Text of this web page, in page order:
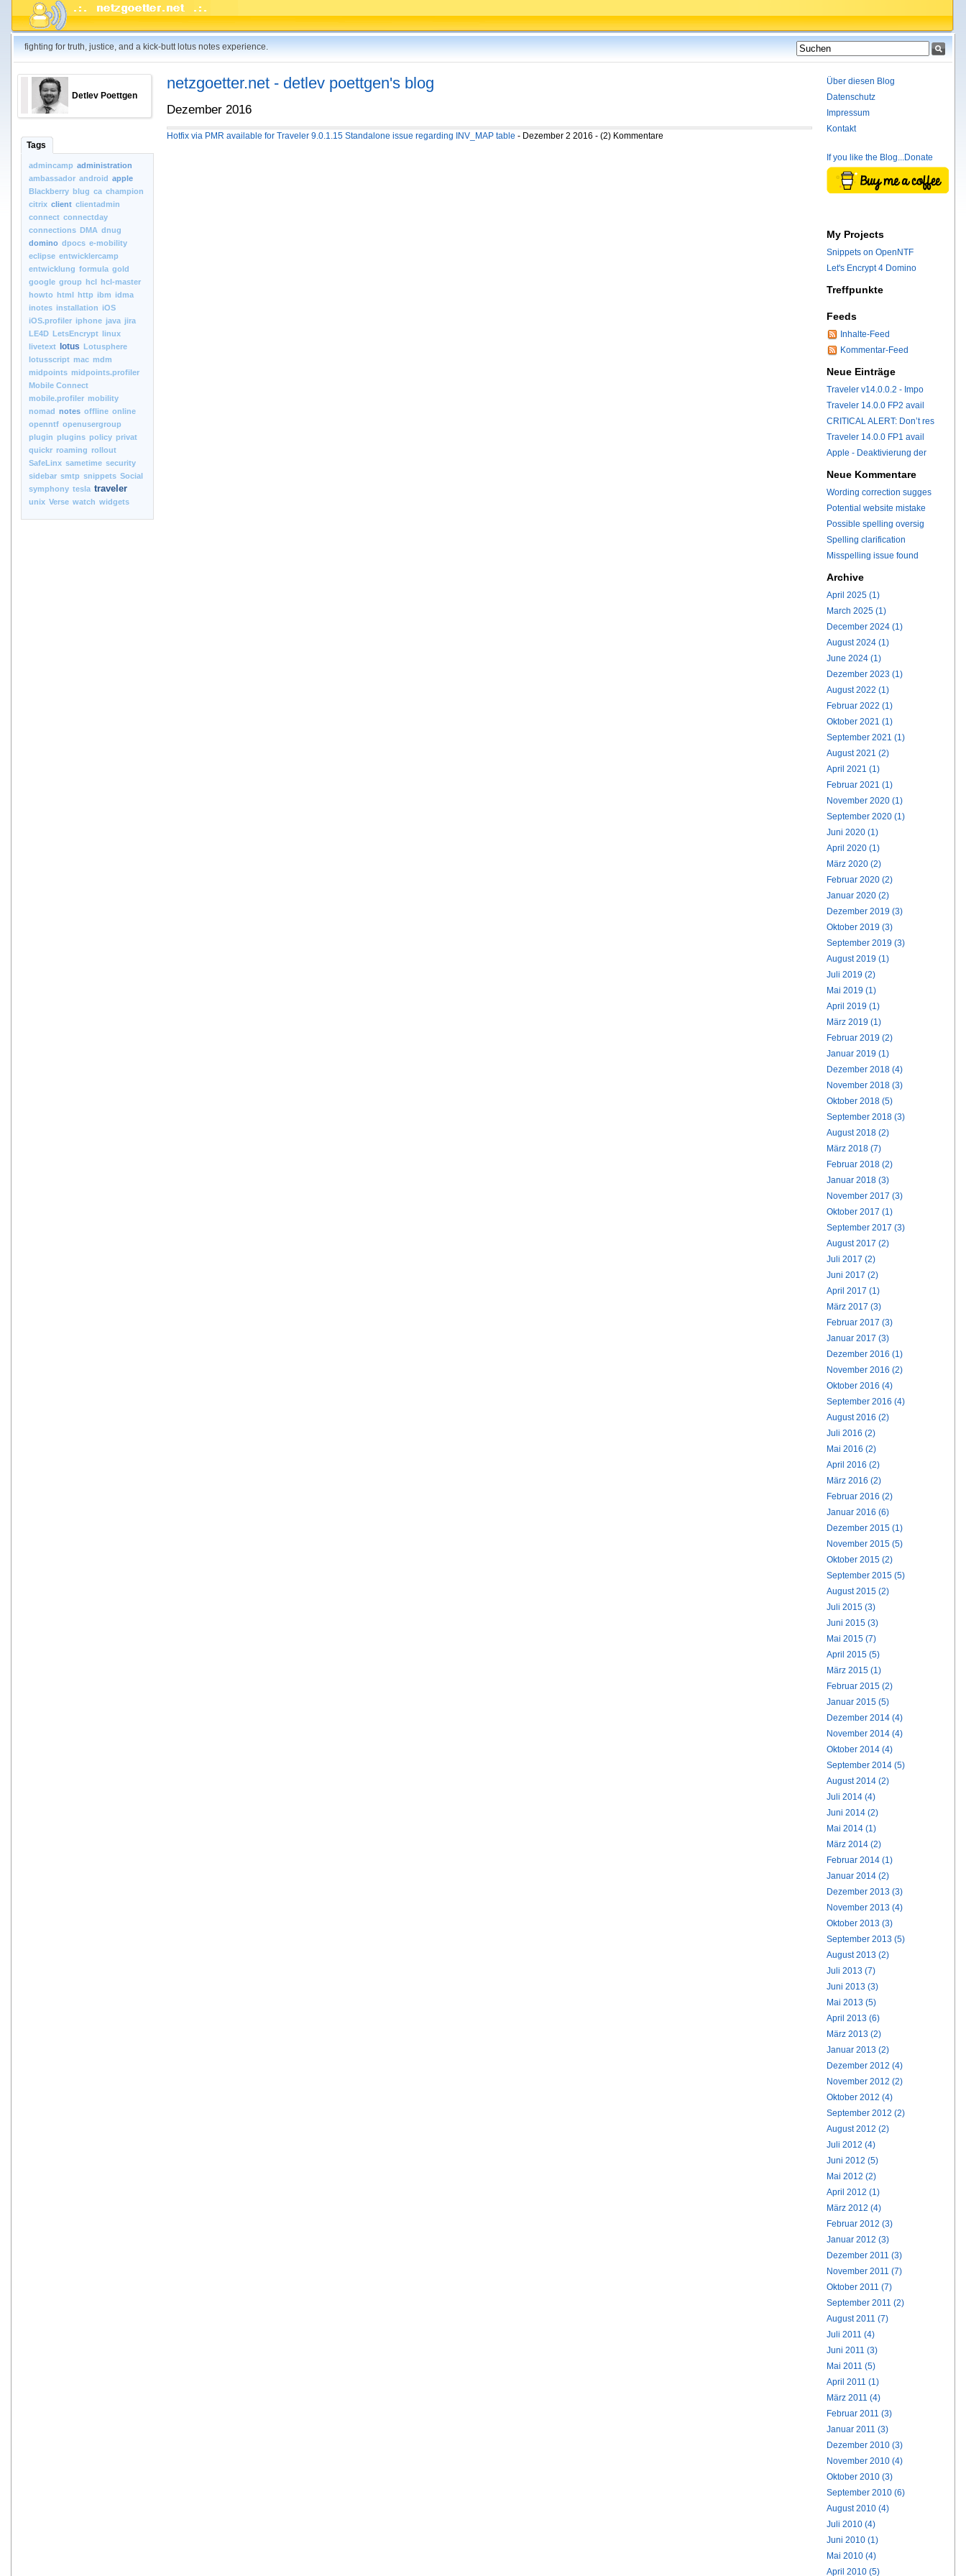
fighting for truth, justice, and a kick-butt lotus notes experience.
Detlev Poettgen
Tags
admincamp administration
ambassador android apple
Blackberry blug ca champion
citrix client clientadmin
connect connectday
connections DMA dnug
domino dpocs e-mobility
eclipse entwicklercamp
entwicklung formula gold
google group hcl hcl-master
howto html http ibm idma
inotes installation iOS
iOS.profiler iphone java jira
LE4D LetsEncrypt linux
livetext
lotus Lotusphere
lotusscript mac mdm
midpoints midpoints.profiler
Mobile Connect
mobile.profiler mobility
nomad notes offline online
openntf openusergroup
plugin plugins policy privat
quickr roaming rollout
SafeLinx sametime security
sidebar smtp snippets Social
symphony tesla traveler
unix Verse watch widgets
netzgoetter.net - detlev poettgen's blog
Dezember 2016
Hotfix via PMR available for Traveler 9.0.1.15 Standalone issue regarding INV_MAP table - Dezember 2 2016 - (2) Kommentare
Über diesen Blog
Datenschutz
Impressum
Kontakt
If you like the Blog...Donate
My Projects
Snippets on OpenNTF
Let's Encrypt 4 Domino
Treffpunkte
Feeds
Inhalte-Feed
Kommentar-Feed
Neue Einträge
Traveler v14.0.0.2 - Impo
Traveler 14.0.0 FP2 avail
CRITICAL ALERT: Don’t res
Traveler 14.0.0 FP1 avail
Apple - Deaktivierung der
Neue Kommentare
Wording correction sugges
Potential website mistake
Possible spelling oversig
Spelling clarification
Misspelling issue found
Archive
April 2025 (1)
March 2025 (1)
December 2024 (1)
August 2024 (1)
June 2024 (1)
Dezember 2023 (1)
August 2022 (1)
Februar 2022 (1)
Oktober 2021 (1)
September 2021 (1)
August 2021 (2)
April 2021 (1)
Februar 2021 (1)
November 2020 (1)
September 2020 (1)
Juni 2020 (1)
April 2020 (1)
März 2020 (2)
Februar 2020 (2)
Januar 2020 (2)
Dezember 2019 (3)
Oktober 2019 (3)
September 2019 (3)
August 2019 (1)
Juli 2019 (2)
Mai 2019 (1)
April 2019 (1)
März 2019 (1)
Februar 2019 (2)
Januar 2019 (1)
Dezember 2018 (4)
November 2018 (3)
Oktober 2018 (5)
September 2018 (3)
August 2018 (2)
März 2018 (7)
Februar 2018 (2)
Januar 2018 (3)
November 2017 (3)
Oktober 2017 (1)
September 2017 (3)
August 2017 (2)
Juli 2017 (2)
Juni 2017 (2)
April 2017 (1)
März 2017 (3)
Februar 2017 (3)
Januar 2017 (3)
Dezember 2016 (1)
November 2016 (2)
Oktober 2016 (4)
September 2016 (4)
August 2016 (2)
Juli 2016 (2)
Mai 2016 (2)
April 2016 (2)
März 2016 (2)
Februar 2016 (2)
Januar 2016 (6)
Dezember 2015 (1)
November 2015 (5)
Oktober 2015 (2)
September 2015 (5)
August 2015 (2)
Juli 2015 (3)
Juni 2015 (3)
Mai 2015 (7)
April 2015 (5)
März 2015 (1)
Februar 2015 (2)
Januar 2015 (5)
Dezember 2014 (4)
November 2014 (4)
Oktober 2014 (4)
September 2014 (5)
August 2014 (2)
Juli 2014 (4)
Juni 2014 (2)
Mai 2014 (1)
März 2014 (2)
Februar 2014 (1)
Januar 2014 (2)
Dezember 2013 (3)
November 2013 (4)
Oktober 2013 (3)
September 2013 (5)
August 2013 (2)
Juli 2013 (7)
Juni 2013 (3)
Mai 2013 (5)
April 2013 (6)
März 2013 (2)
Januar 2013 (2)
Dezember 2012 (4)
November 2012 (2)
Oktober 2012 (4)
September 2012 (2)
August 2012 (2)
Juli 2012 (4)
Juni 2012 (5)
Mai 2012 (2)
April 2012 (1)
März 2012 (4)
Februar 2012 (3)
Januar 2012 (3)
Dezember 2011 (3)
November 2011 (7)
Oktober 2011 (7)
September 2011 (2)
August 2011 (7)
Juli 2011 (4)
Juni 2011 (3)
Mai 2011 (5)
April 2011 (1)
März 2011 (4)
Februar 2011 (3)
Januar 2011 (3)
Dezember 2010 (3)
November 2010 (4)
Oktober 2010 (3)
September 2010 (6)
August 2010 (4)
Juli 2010 (4)
Juni 2010 (1)
Mai 2010 (4)
April 2010 (5)